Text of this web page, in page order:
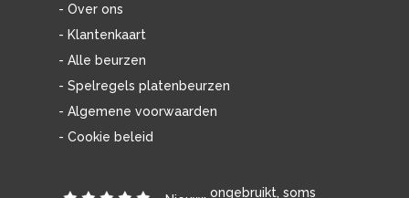
- Over ons
- Klantenkaart
- Alle beurzen
- Spelregels platenbeurzen
- Algemene voorwaarden
- Cookie beleid
ongebruikt, soms